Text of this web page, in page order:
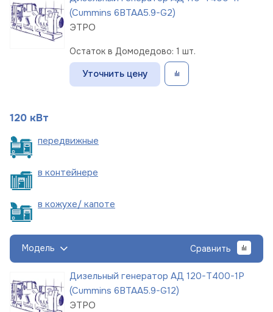
(Cummins 6BTAA5.9-G2)
ЭТРО
Остаток в Домодедово: 1 шт.
Уточнить цену
120 кВт
передвижные
в контейнере
в кожухе/ капоте
Модель Сравнить
Дизельный генератор АД 120-Т400-1Р
(Cummins 6BTAA5.9-G12)
ЭТРО